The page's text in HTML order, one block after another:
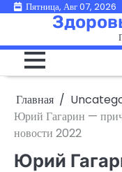
ПерейтиПятница, Авг 07, 2026
Главная
Юрий Гагарин —
новости 2022
Юрий